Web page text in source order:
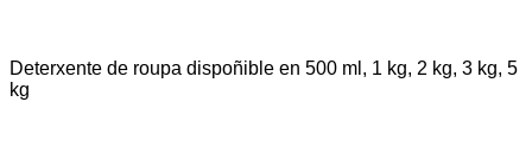
Deterxente de roupa dispoñible en 500 ml, 1 kg, 2 kg, 3 kg, 5
kg